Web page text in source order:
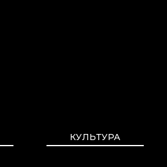
КУЛЬТУРА